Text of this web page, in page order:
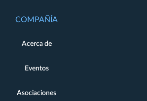
COMPAÑÍA
Acerca de
Eventos
Asociaciones